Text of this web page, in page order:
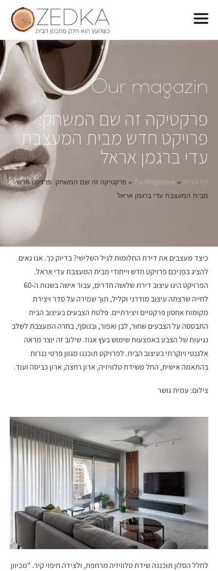
Our magazin
פרקטיקה זה שם המשחק:
פרויקט חדש מבית המעצבת
עדי ברגמן אראל
דף הבית »
Ze-Magazine
» פרקטיקה זה שם המשחק: פרויקט חדש
מבית המעצבת עדי ברגמן אראל
כיצד מעצבים את דירת החלומות לגיל השלישי? בדיוק כך. אנו גאים
להציג בפניכם פרויקט חדש וייחודי מבית המעצבת עדי אראל.
הפרויקט הינו עיצוב דירת שלושה חדרים, עבור אישה בשנות ה-60
לחייה שרצתה עיצוב מודרני וקליל, תוך שמירה על סדר ויצירת
מקומות אחסון פרקטיים ויצירתיים. פלטת הצבעים בעיצוב הבית
התבססה על הצבעים שחור, לבן ואפור, ובנוסף, בחרה המעצבת לשלב
נגיעות של הצבע באמצעות שימוש בעץ אגוז. שילוב זה יוצר מראה
אלגנטי ויוקרתי בעיצוב הבית. לפרויקט תוכננו מגוון פרטי נגרות
בהתאמה אישית, החל משידת טלוויזיה, ארון רחצה, ארון כביסה ועוד.
צילום: עמית גושר
לחלל הסלון תוכננה שידת טלוויזיה מרחפת, ולצידה חיפוי קיר.
"מכיוון